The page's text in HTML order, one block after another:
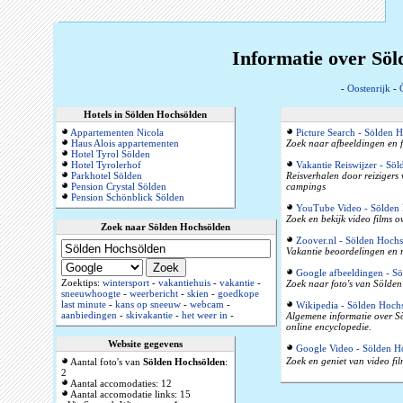
Informatie over
- Oostenrijk -
Hotels in Sölden Hochsölden
Appartementen Nicola
Haus Alois appartementen
Hotel Tyrol Sölden
Hotel Tyrolerhof
Parkhotel Sölden
Pension Crystal Sölden
Pension Schönblick Sölden
Zoek naar Sölden Hochsölden
Zoektips: wintersport- vakantiehuis- vakantie-
sneeuwhoogte- weerbericht- skien- goedkope
last minute- kans op sneeuw- webcam-
aanbiedingen- skivakantie- het weer in-
Website gegevens
Aantal foto's van Sölden Hochsölden:
2
Aantal accomodaties: 12
Aantal accomodatie links: 15
Picture Search - Sölden
Zoek naar afbeeldingen en
Vakantie Reiswijzer -
Reisverhalen door reizigers
campings
YouTube Video - Sölden
Zoek en bekijk video films
Zoover.nl - Sölden
Vakantie beoordelingen en
Google afbeeldingen -
Zoek naar foto's van
Wikipedia - Sölden
Algemene informatie over
online encyclopedie.
Google Video - Sölden
Zoek en geniet van video